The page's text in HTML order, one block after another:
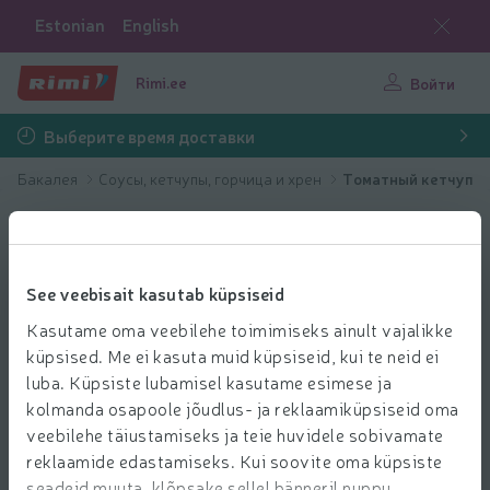
See veebisait kasutab küpsiseid
Kasutame oma veebilehe toimimiseks ainult vajalikke
küpsised. Me ei kasuta muid küpsiseid, kui te neid ei
luba. Küpsiste lubamisel kasutame esimese ja
kolmanda osapoole jõudlus- ja reklaamiküpsiseid oma
veebilehe täiustamiseks ja teie huvidele sobivamate
reklaamide edastamiseks. Kui soovite oma küpsiste
Estonian English
Rimi.ee Войти
Выберите время доставки
Бакалея Соусы, кетчупы, горчица и хрен Томатный кетчуп